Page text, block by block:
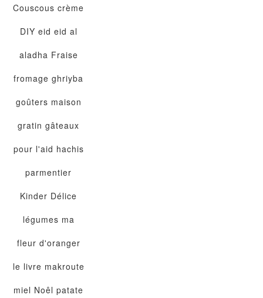
Couscous crème
DIY eid eid al
aladha Fraise
fromage ghriyba
goûters maison
gratin gâteaux
pour l'aid hachis
parmentier
Kinder Délice
légumes ma
fleur d'oranger
le livre makroute
miel Noêl patate